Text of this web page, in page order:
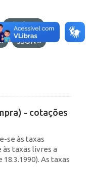
câmbio
JSON
- cotações
se às taxas
taxas livres a
As taxas